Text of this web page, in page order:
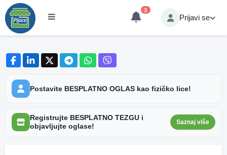
3
Prijavi se
Postavite BESPLATNO OGLAS kao fizičko lice!
Registrujte BESPLATNO TEZGU i
objavljujte oglase!
Saznaj više